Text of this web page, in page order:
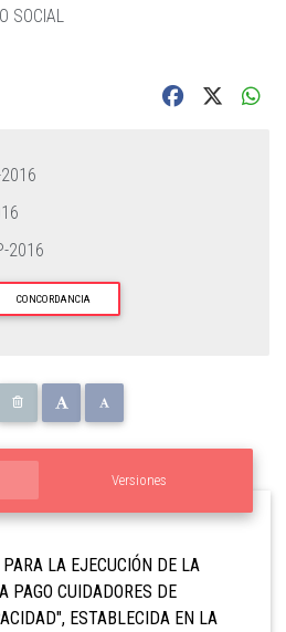
SOCIAL
2016
CONCORDANCIA
Versiones
LA EJECUCIÓN DE LA
PAGO CUIDADORES DE
ESTABLECIDA EN LA